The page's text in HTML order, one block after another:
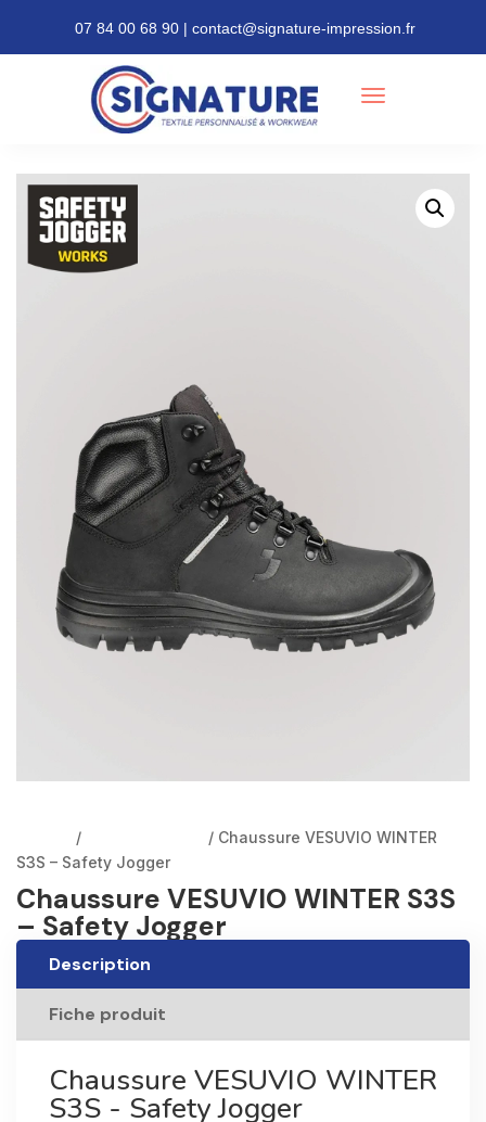
07 84 00 68 90 | contact@signature-impression.fr
/
/ Chaussure VESUVIO WINTER
S3S – Safety Jogger
Chaussure VESUVIO WINTER S3S
– Safety Jogger
Description
Fiche produit
Chaussure VESUVIO WINTER
S3S - Safety Jogger